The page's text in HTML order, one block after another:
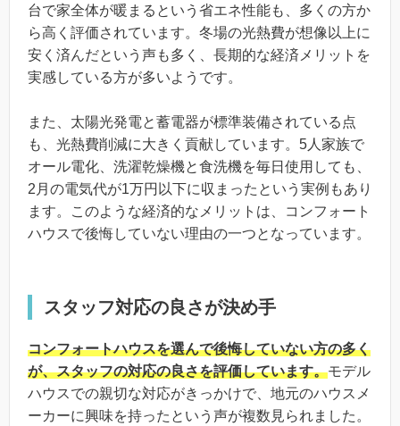
台で家全体が暖まるという省エネ性能も、多くの方か
ら高く評価されています。冬場の光熱費が想像以上に
安く済んだという声も多く、長期的な経済メリットを
実感している方が多いようです。
また、太陽光発電と蓄電器が標準装備されている点
も、光熱費削減に大きく貢献しています。5人家族で
オール電化、洗濯乾燥機と食洗機を毎日使用しても、
2月の電気代が1万円以下に収まったという実例もあり
ます。このような経済的なメリットは、コンフォート
ハウスで後悔していない理由の一つとなっています。
スタッフ対応の良さが決め手
コンフォートハウスを選んで後悔していない方の多く
が、スタッフの対応の良さを評価しています。モデル
ハウスでの親切な対応がきっかけで、地元のハウスメ
ーカーに興味を持ったという声が複数見られました。